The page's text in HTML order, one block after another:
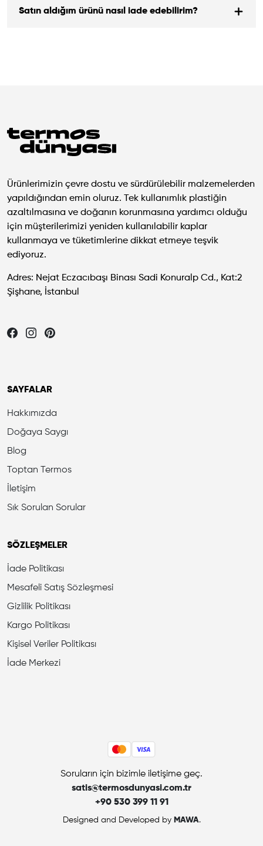
Satın aldığım ürünü nasıl iade edebilirim?
Ürünlerimizin çevre dostu ve sürdürülebilir malzemelerden
yapıldığından emin oluruz. Tek kullanımlık plastiğin
azaltılmasına ve doğanın korunmasına yardımcı olduğu
için müşterilerimizi yeniden kullanılabilir kaplar
kullanmaya ve tüketimlerine dikkat etmeye teşvik
ediyoruz.
Adres: Nejat Eczacıbaşı Binası Sadi Konuralp Cd., Kat:2
Şişhane, İstanbul
Let's be friends...
SAYFALAR
Hakkımızda
Doğaya Saygı
Blog
Toptan Termos
İletişim
Sık Sorulan Sorular
SÖZLEŞMELER
İade Politikası
Mesafeli Satış Sözleşmesi
Gizlilik Politikası
Kargo Politikası
Kişisel Veriler Politikası
İade Merkezi
Soruların için bizimle iletişime geç.
satis@termosdunyasi.com.tr
+90 530 399 11 91
Designed and Developed by MAWA.